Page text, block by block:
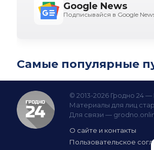
Google News
Подписывайся в Google
Самые популярные
© 2013-2026 Гродно 24
Материалы для лиц
Для связи —
О сайте и контакты
Пользовательское